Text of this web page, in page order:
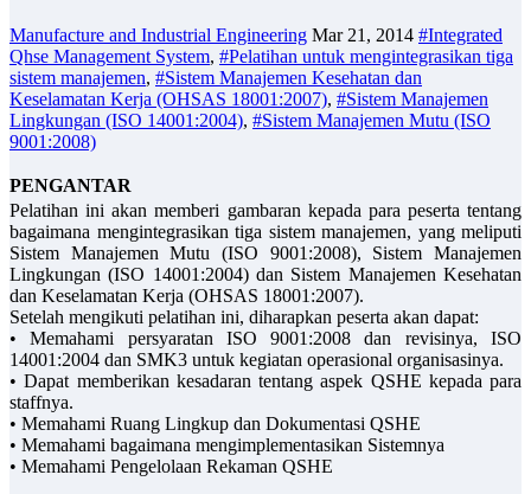
Manufacture and Industrial Engineering Mar 21, 2014 #Integrated
Qhse Management System, #Pelatihan untuk mengintegrasikan tiga
sistem manajemen, #Sistem Manajemen Kesehatan dan
Keselamatan Kerja (OHSAS 18001:2007), #Sistem Manajemen
Lingkungan (ISO 14001:2004), #Sistem Manajemen Mutu (ISO
9001:2008)
PENGANTAR
Pelatihan ini akan memberi gambaran kepada para peserta tentang
bagaimana mengintegrasikan tiga sistem manajemen, yang meliputi
Sistem Manajemen Mutu (ISO 9001:2008), Sistem Manajemen
Lingkungan (ISO 14001:2004) dan Sistem Manajemen Kesehatan
dan Keselamatan Kerja (OHSAS 18001:2007).
Setelah mengikuti pelatihan ini, diharapkan peserta akan dapat:
• Memahami persyaratan ISO 9001:2008 dan revisinya, ISO
14001:2004 dan SMK3 untuk kegiatan operasional organisasinya.
• Dapat memberikan kesadaran tentang aspek QSHE kepada para
staffnya.
• Memahami Ruang Lingkup dan Dokumentasi QSHE
• Memahami bagaimana mengimplementasikan Sistemnya
• Memahami Pengelolaan Rekaman QSHE